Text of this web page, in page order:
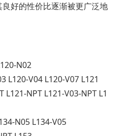
好的性价比逐渐被更广泛地
N02
L120-V04 L120-V07 L121
L121-NPT L121-V03-NPT L1
N05 L134-V05